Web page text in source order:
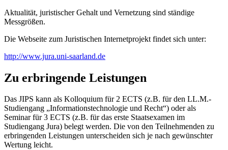
Aktualität, juristischer Gehalt und Vernetzung sind ständige
Messgrößen.
Die Webseite zum Juristischen Internetprojekt findet sich unter:
http://www.jura.uni-saarland.de
Zu erbringende Leistungen
Das JIPS kann als Kolloquium für 2 ECTS (z.B. für den LL.M.-
Studiengang „Informationstechnologie und Recht“) oder als
Seminar für 3 ECTS (z.B. für das erste Staatsexamen im
Studiengang Jura) belegt werden. Die von den Teilnehmenden zu
erbringenden Leistungen unterscheiden sich je nach gewünschter
Wertung leicht.